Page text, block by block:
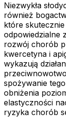
Niezwykła
również
które
odpowiedzialne
rozwój chorób
kwercetyna i
wykazują
spożywanie
obniżenia
elastyczności
ryzyka chorób